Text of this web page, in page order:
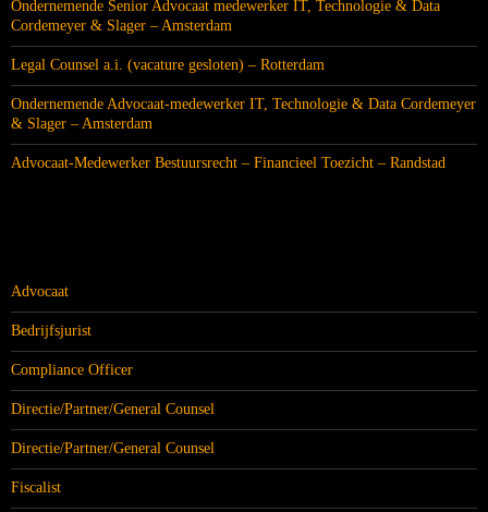
Ondernemende Senior Advocaat medewerker IT, Technologie & Data
Cordemeyer & Slager – Amsterdam
Legal Counsel a.i. (vacature gesloten) – Rotterdam
Ondernemende Advocaat-medewerker IT, Technologie & Data Cordemeyer
& Slager – Amsterdam
Advocaat-Medewerker Bestuursrecht – Financieel Toezicht – Randstad
Advocaat
Bedrijfsjurist
Compliance Officer
Directie/Partner/General Counsel
Directie/Partner/General Counsel
Fiscalist